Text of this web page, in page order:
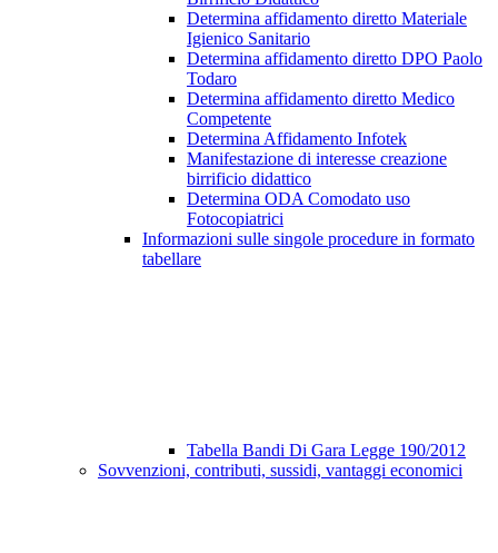
Determina affidamento diretto Materiale
Igienico Sanitario
Determina affidamento diretto DPO Paolo
Todaro
Determina affidamento diretto Medico
Competente
Determina Affidamento Infotek
Manifestazione di interesse creazione
birrificio didattico
Determina ODA Comodato uso
Fotocopiatrici
Informazioni sulle singole procedure in formato
tabellare
Tabella Bandi Di Gara Legge 190/2012
Sovvenzioni, contributi, sussidi, vantaggi economici